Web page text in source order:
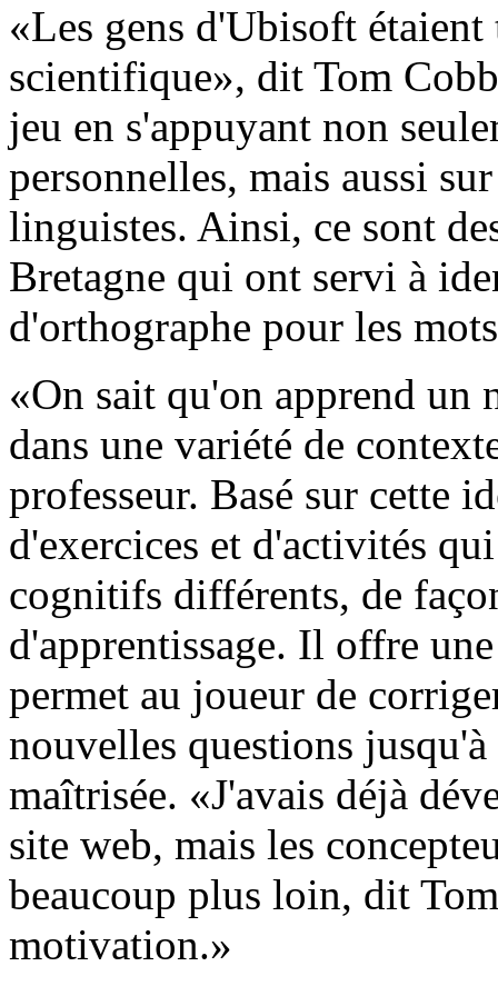
«Les gens d'Ubisoft
scientifique», dit Tom
jeu en s'appuyant non
personnelles, mais aussi
linguistes. Ainsi, ce sont
Bretagne qui ont servi à
d'orthographe pour les
«On sait qu'on apprend un
dans une variété de
professeur. Basé sur cette
d'exercices et d'activités
cognitifs différents, de
d'apprentissage. Il offre
permet au joueur de
nouvelles questions
maîtrisée. «J'avais déjà
site web, mais les
beaucoup plus loin, dit
motivation.»